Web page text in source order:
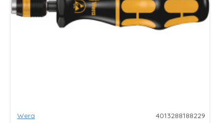
Wera 4013288188229